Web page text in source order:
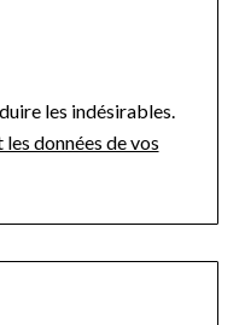
les indésirables.
données de vos